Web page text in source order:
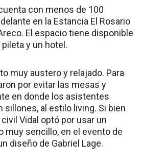
con menos de 100
en la Estancia El Rosario
El espacio tiene disponible
y un hotel.
muy austero y relajado. Para
por evitar las mesas y
en donde los asistentes
sillones, al estilo living. Si bien
Vidal optó por usar un
muy sencillo, en el evento de
diseño de Gabriel Lage.